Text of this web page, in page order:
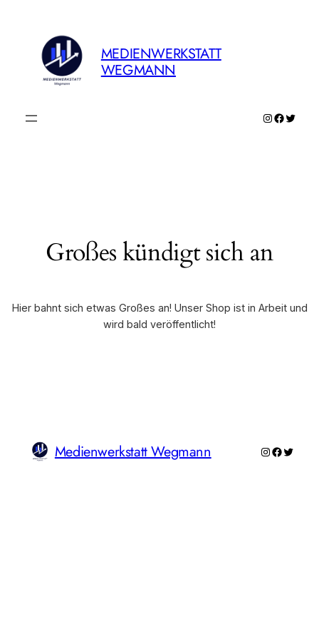
MEDIENWERKSTATT
WEGMANN
Instagram
Großes kündigt sich an
Hier bahnt sich etwas Großes an! Unser Shop ist in Arbeit und
wird bald veröffentlicht!
Medienwerkstatt Wegmann Instagram